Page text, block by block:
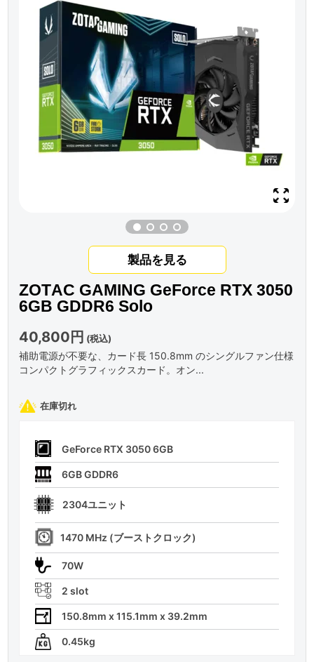
製品を見る
ZOTAC GAMING GeForce RTX 3050
6GB GDDR6 Solo
40,800円 (税込)
補助電源が不要な、カード長 150.8mm のシングルファン仕様
コンパクトグラフィックスカード。オン...
在庫切れ
GeForce RTX 3050 6GB
6GB GDDR6
2304ユニット
1470 MHz (ブーストクロック)
70W
2 slot
150.8mm x 115.1mm x 39.2mm
0.45kg